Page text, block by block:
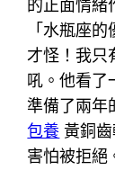
的正面情緒
「水瓶座
才怪！我只
吼。他看了
準備了兩年
包養 黃銅
害怕被拒絕